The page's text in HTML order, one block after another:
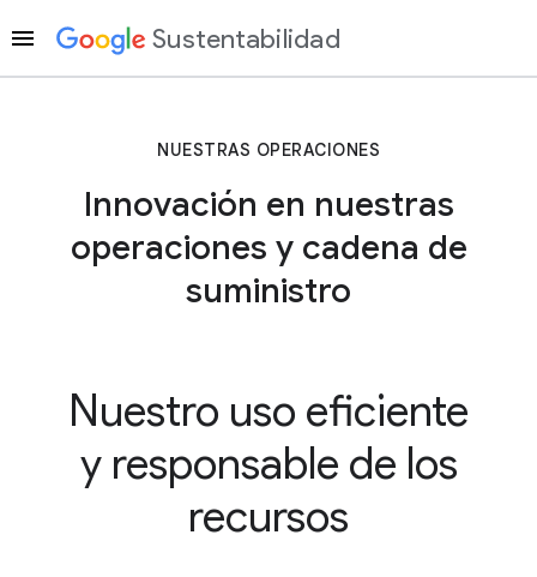
Sustentabilidad
NUESTRAS OPERACIONES
Innovación en nuestras
operaciones y cadena de
suministro
Nuestro uso eficiente
y responsable de los
recursos